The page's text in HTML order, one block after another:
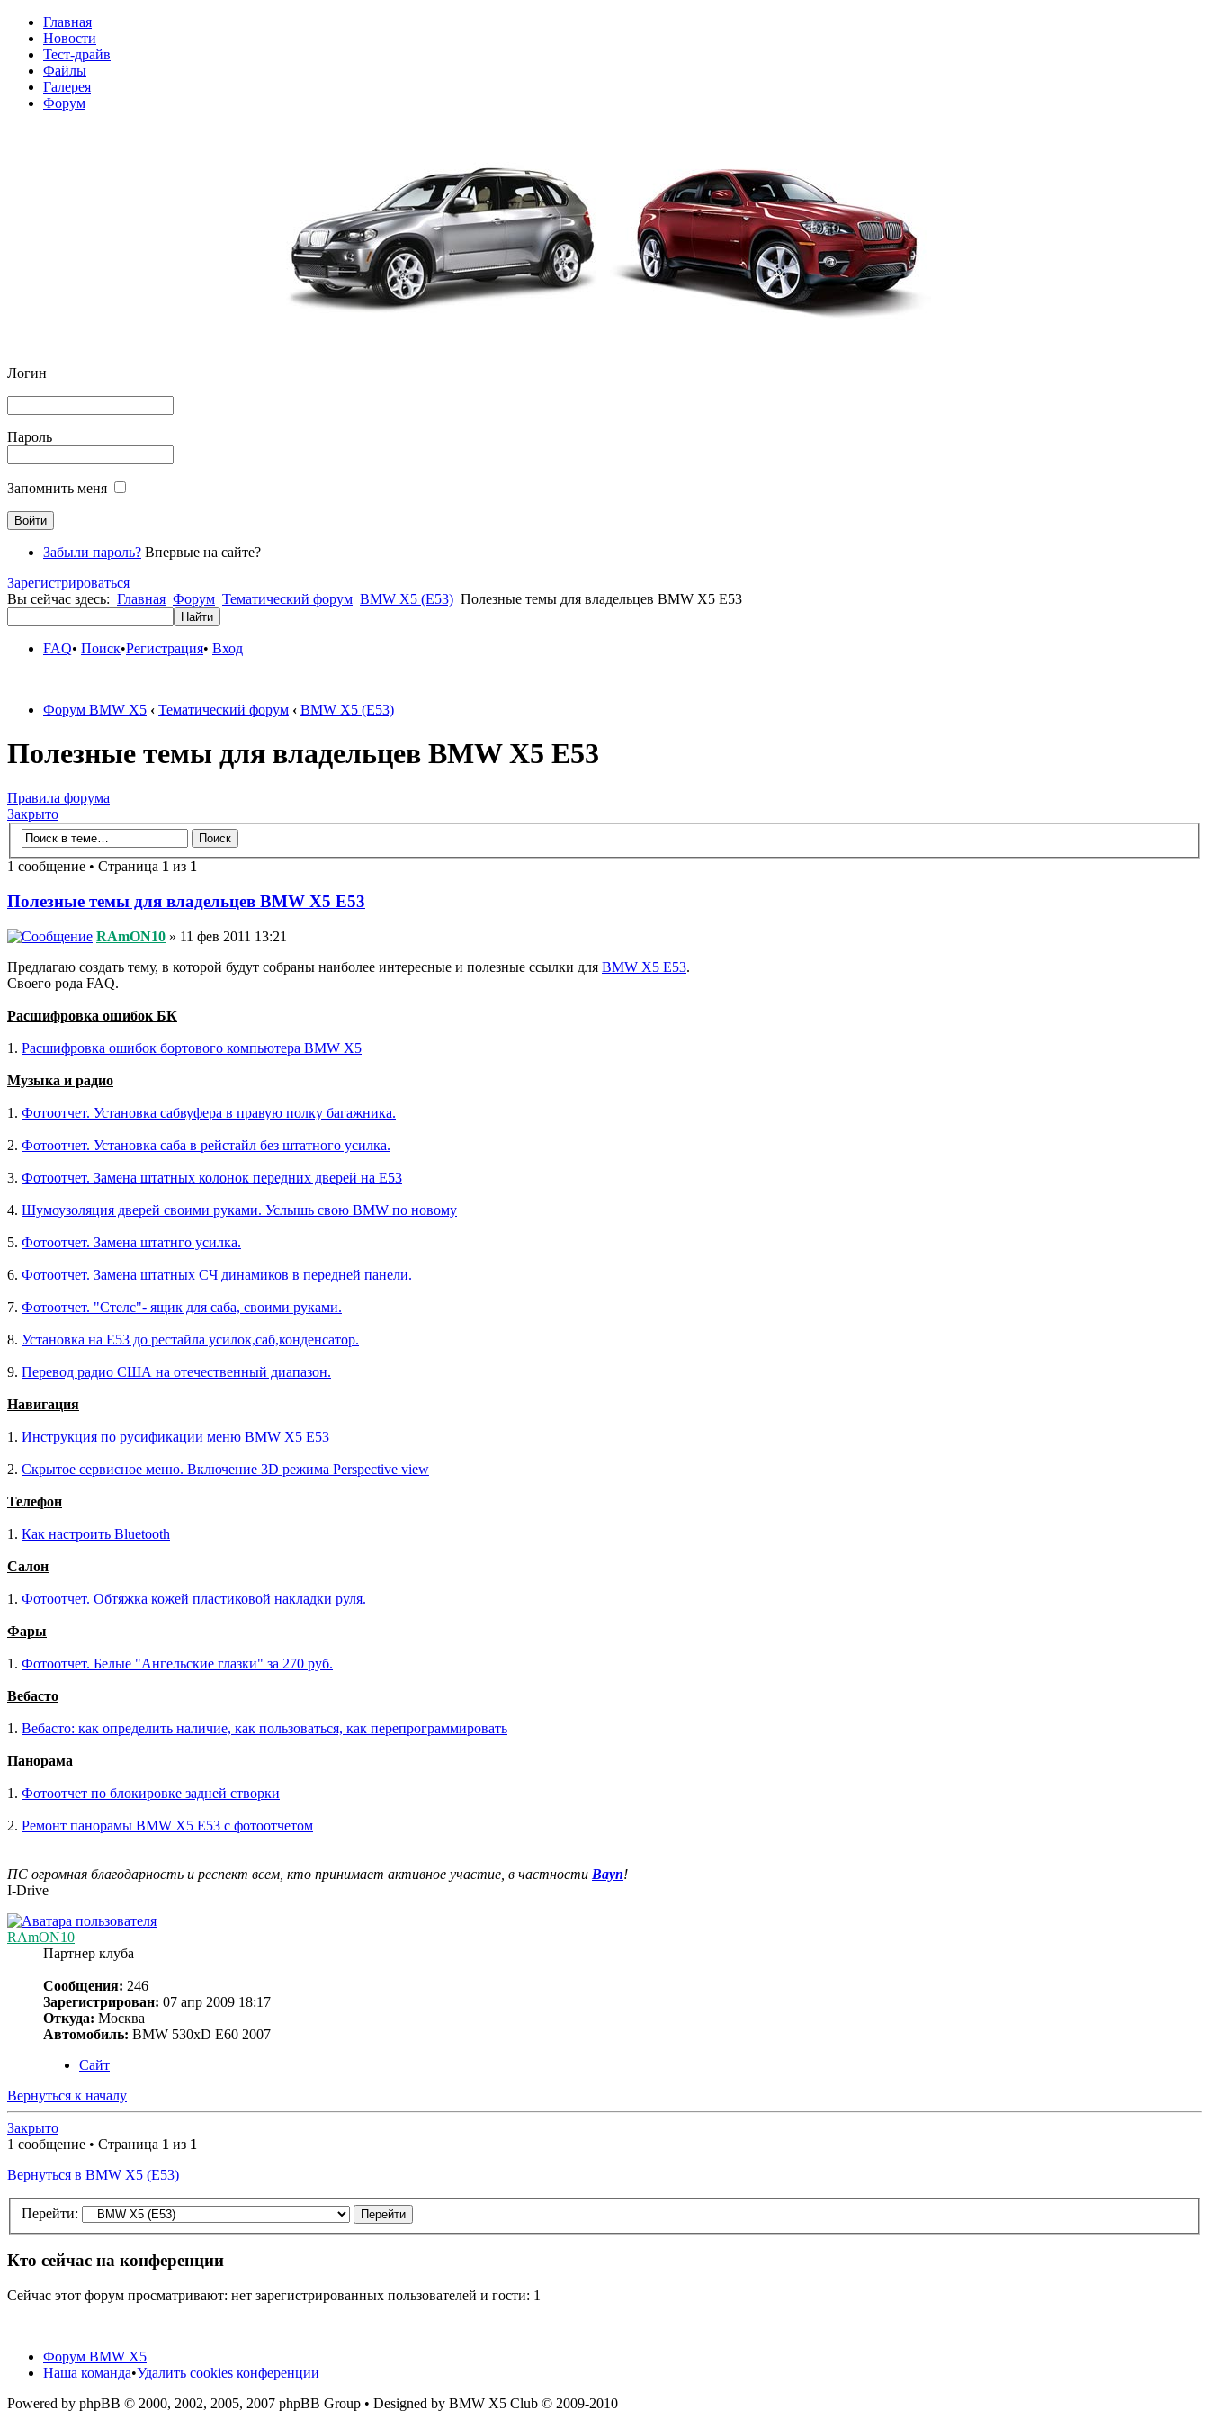
Главная
Новости
Тест-драйв
Файлы
Галерея
Форум
Логин
Пароль
Запомнить меня
Забыли пароль? Впервые на сайте?
Зарегистрироваться
Вы сейчас здесь: Главная Форум Тематический форум BMW X5 (E53) Полезные темы для владельцев BMW X5 E53
FAQ• Поиск•Регистрация• Вход
Форум BMW X5 ‹ Тематический форум ‹ BMW X5 (E53)
Полезные темы для владельцев BMW X5 E53
Правила форума
Закрыто
1 сообщение • Страница 1 из 1
Полезные темы для владельцев BMW X5 E53
RAmON10 » 11 фев 2011 13:21
Предлагаю создать тему, в которой будут собраны наиболее интересные и полезные ссылки для BMW X5 E53.
Своего рода FAQ.
Расшифровка ошибок БК
1. Расшифровка ошибок бортового компьютера BMW X5
Музыка и радио
1. Фотоотчет. Установка сабвуфера в правую полку багажника.
2. Фотоотчет. Установка саба в рейстайл без штатного усилка.
3. Фотоотчет. Замена штатных колонок передних дверей на Е53
4. Шумоузоляция дверей своими руками. Услышь свою BMW по новому
5. Фотоотчет. Замена штатнго усилка.
6. Фотоотчет. Замена штатных СЧ динамиков в передней панели.
7. Фотоотчет. "Стелс"- ящик для саба, своими руками.
8. Установка на Е53 до рестайла усилок,саб,конденсатор.
9. Перевод радио США на отечественный диапазон.
Навигация
1. Инструкция по русификации меню BMW X5 E53
2. Скрытое сервисное меню. Включение 3D режима Perspective view
Телефон
1. Как настроить Bluetooth
Салон
1. Фотоотчет. Обтяжка кожей пластиковой накладки руля.
Фары
1. Фотоотчет. Белые "Ангельские глазки" за 270 руб.
Вебасто
1. Вебасто: как определить наличие, как пользоваться, как перепрограммировать
Панорама
1. Фотоотчет по блокировке задней створки
2. Ремонт панорамы BMW X5 E53 с фотоотчетом
ПС огромная благодарность и респект всем, кто принимает активное участие, в частности Bayn!
I-Drive
RAmON10
Партнер клуба
Сообщения: 246
Зарегистрирован: 07 апр 2009 18:17
Откуда: Москва
Автомобиль: BMW 530xD E60 2007
Сайт
Вернуться к началу
Закрыто
1 сообщение • Страница 1 из 1
Вернуться в BMW X5 (E53)
Перейти:
Кто сейчас на конференции
Сейчас этот форум просматривают: нет зарегистрированных пользователей и гости: 1
Форум BMW X5
Наша команда•Удалить cookies конференции
Powered by phpBB © 2000, 2002, 2005, 2007 phpBB Group • Designed by BMW X5 Club © 2009-2010